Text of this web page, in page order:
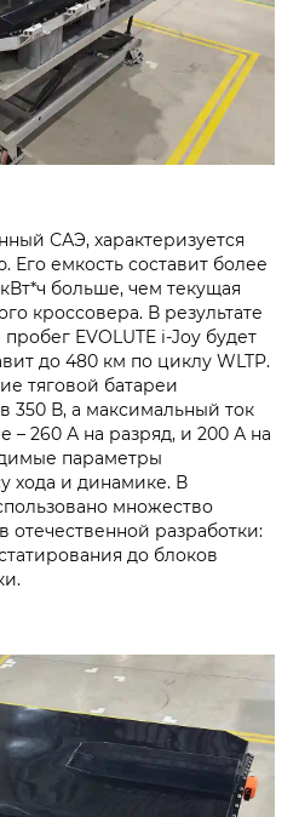
САЭ, характеризуется
емкость составит более
больше, чем текущая
кроссовера. В результате
EVOLUTE i-Joy будет
до 480 км по циклу WLTP.
тяговой батареи
350 В, а максимальный ток
260 А на разряд, и 200 А на
параметры
хода и динамике. В
множество
отечественной разработки:
до блоков